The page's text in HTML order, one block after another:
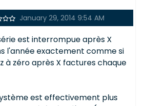
January 29, 2014 9:54 AM
est interrompue après X
l'année exactement comme si
à zéro après X factures chaque
est effectivement plus